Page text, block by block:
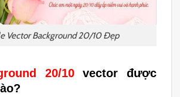
Vector Background 20/10 Đẹp
20/10vector được